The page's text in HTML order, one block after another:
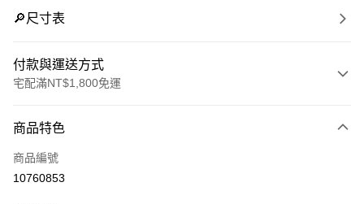
🔎尺寸表
付款與運送方式
宅配滿NT$1,800免運
信用卡一次付款
LINE Pay
商品特色
商品編號
10760853